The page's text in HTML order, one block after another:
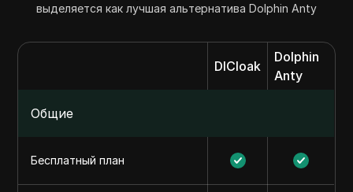
выделяется как лучшая альтернатива Dolphin Anty
DICloak
Dolphin
Anty
Общие
Бесплатный план